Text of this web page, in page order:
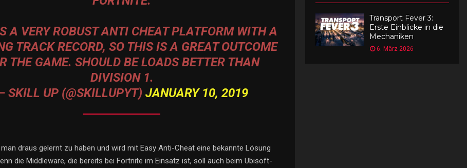
A VERY ROBUST ANTI CHEAT PLATFORM WITH A
TRACK RECORD, SO THIS IS A GREAT OUTCOME
THE GAME. SHOULD BE LOADS BETTER THAN
DIVISION 1.
SKILL UP (@SKILLUPYT) JANUARY 10, 2019
draus gelernt zu haben und wird mit Easy Anti-Cheat eine bekannte Lösung
die Middleware, die bereits bei Fortnite im Einsatz ist, soll auch beim Ubisoft-
Transport Fever 3:
Erste Einblicke in die
Mechaniken
6. März 2026